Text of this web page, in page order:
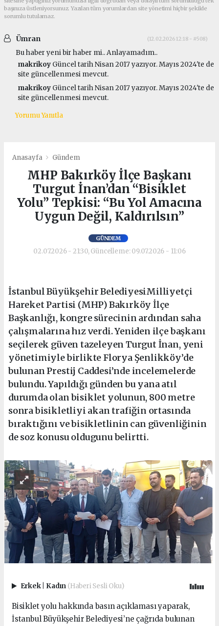
başınıza üstleniyorsunuz. Yazılan tüm yorumlardan site yönetimi hiçbir şekilde
sorumlu tutulamaz.
Ümran (12.02.2026 12:18 - #508)
Bu haber yeni bir haber mi.. Anlayamadım..
makrikoy Güncel tarih Nisan 2017 yazıyor. Mayıs 2024'te de
site güncellenmesi mevcut.
makrikoy Güncel tarih Nisan 2017 yazıyor. Mayıs 2024'te de
site güncellenmesi mevcut.
Yorumu Yanıtla
Anasayfa Gündem
MHP Bakırköy İlçe Başkanı
Turgut İnan’dan “Bisiklet
Yolu” Tepkisi: “Bu Yol Amacına
Uygun Değil, Kaldırılsın”
GÜNDEM
02.07.2026 - 21:30, Güncelleme: 09.07.2026 - 11:06
İstanbul Büyükşehir BelediyesiMilliyetçi
Hareket Partisi (MHP) Bakırköy İlçe
Başkanlığı, kongre sürecinin ardından saha
çalışmalarına hız verdi. Yeniden ilçe başkanı
seçilerek güven tazeleyen Turgut İnan, yeni
yönetimiyle birlikte Florya Şenlikköy’de
bulunan Prestij Caddesi’nde incelemelerde
bulundu. Yapıldığı günden bu yana atıl
durumda olan bisiklet yolunun, 800 metre
sonra bisikletliyi akan trafiğin ortasında
bıraktığını ve bisikletlinin can güvenliğinin
de soz konusu oldugunu belirtti.
Erkek Kadın (Haberi Sesli Oku)
Bisiklet yolu hakkında basın açıklaması yaparak,
İstanbul Büyükşehir Belediyesi’ne çağrıda bulunan